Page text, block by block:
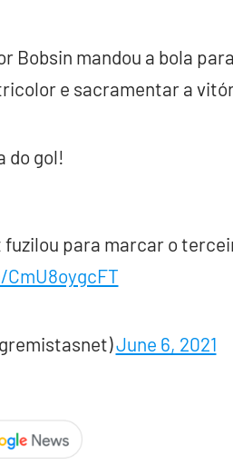
Bobsin mandou a bola
e sacramentar a
do gol!
para marcar o
June 6, 2021